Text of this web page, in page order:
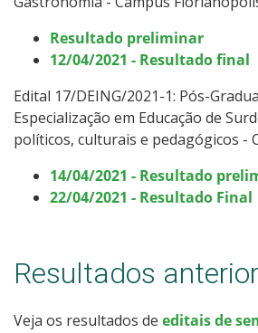
Resultado preliminar
12/04/2021 - Resultado final
Edital 17/DEING/2021-1: Pós-
Especialização em Educação de
políticos, culturais e pedagógicos -
14/04/2021 - Resultado
22/04/2021 - Resultado Final
Resultados
Veja os resultados de editais de